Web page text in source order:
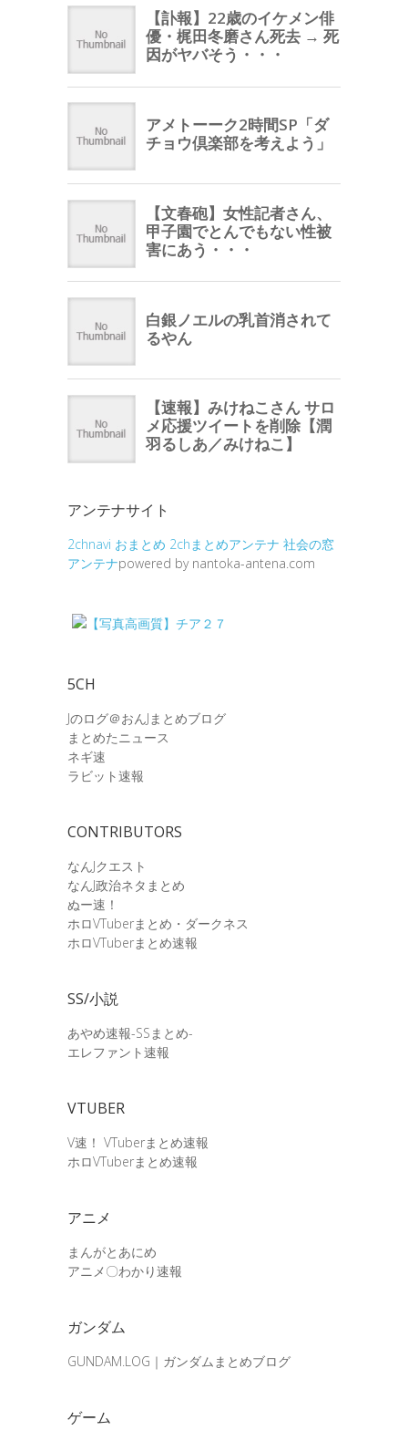
アンテナサイト
2chnavi おまとめ 2chまとめアンテナ 社会の窓
アンテナpowered by nantoka-antena.com
5CH
Jのログ＠おんJまとめブログ
まとめたニュース
ネギ速
ラビット速報
CONTRIBUTORS
なんJクエスト
なんJ政治ネタまとめ
ぬー速！
ホロVTuberまとめ・ダークネス
ホロVTuberまとめ速報
SS/小説
あやめ速報-SSまとめ-
エレファント速報
VTUBER
V速！ VTuberまとめ速報
ホロVTuberまとめ速報
アニメ
まんがとあにめ
アニメ〇わかり速報
ガンダム
GUNDAM.LOG｜ガンダムまとめブログ
ゲーム